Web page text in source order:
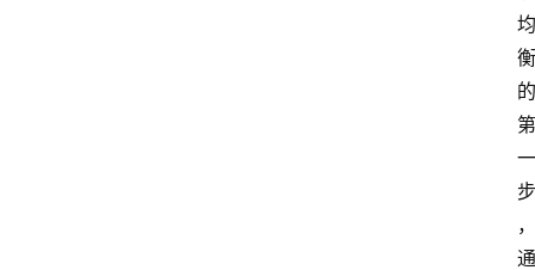
均
衡
的
第
一
步
，
通